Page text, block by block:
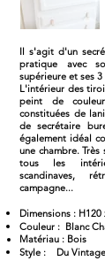
Il s'agit d'un
pratique avec
supérieure et ses
L'intérieur des
peint de
constituées de
de secrétaire
également idéal
une chambre.
tous les
scandinaves,
campagne...
Dimensions : H120
Couleur : Blanc
Matériau : Bois
Style : Du